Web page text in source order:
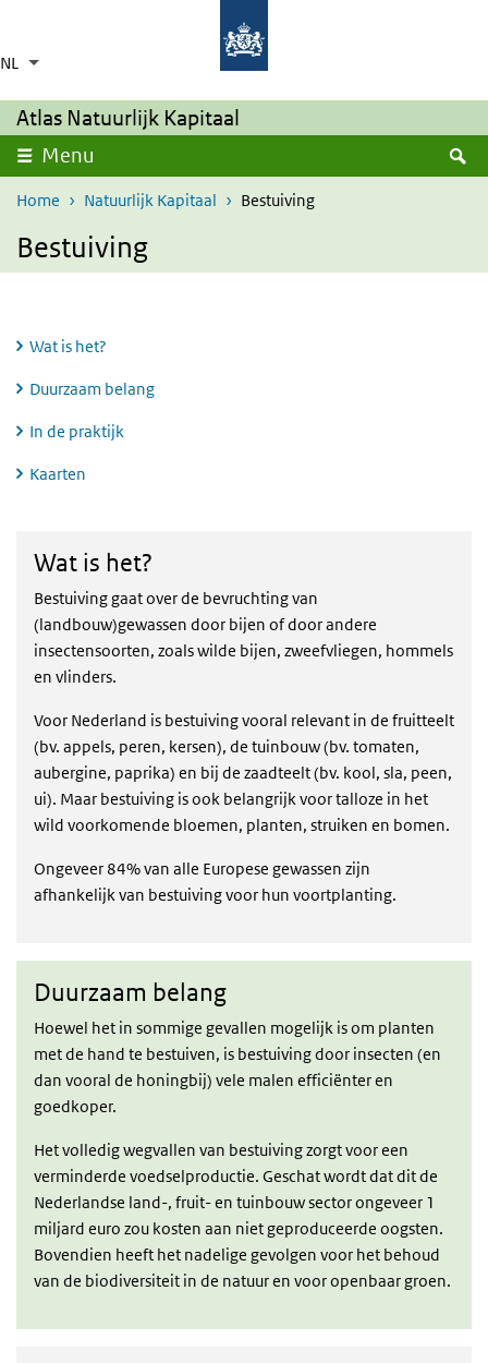
Overslaan en naar de inhoud gaan
NL Taalkeuze
Aanvullende acties weergeven
Ingeklapt
Atlas Natuurlijk Kapitaal
Menu
Home Natuurlijk Kapitaal Bestuiving
Bestuiving
Wat is het?
Duurzaam belang
In de praktijk
Kaarten
Wat is het?
Bestuiving gaat over de bevruchting van
(landbouw)gewassen door bijen of door andere
insectensoorten, zoals wilde bijen, zweefvliegen, hommels
en vlinders.
Voor Nederland is bestuiving vooral relevant in de fruitteelt
(bv. appels, peren, kersen), de tuinbouw (bv. tomaten,
aubergine, paprika) en bij de zaadteelt (bv. kool, sla, peen,
ui). Maar bestuiving is ook belangrijk voor talloze in het
wild voorkomende bloemen, planten, struiken en bomen.
Ongeveer 84% van alle Europese gewassen zijn
afhankelijk van bestuiving voor hun voortplanting.
Duurzaam belang
Hoewel het in sommige gevallen mogelijk is om planten
met de hand te bestuiven, is bestuiving door insecten (en
dan vooral de honingbij) vele malen efficiënter en
goedkoper.
Het volledig wegvallen van bestuiving zorgt voor een
verminderde voedselproductie. Geschat wordt dat dit de
Nederlandse land-, fruit- en tuinbouw sector ongeveer 1
miljard euro zou kosten aan niet geproduceerde oogsten.
Bovendien heeft het nadelige gevolgen voor het behoud
van de biodiversiteit in de natuur en voor openbaar groen.